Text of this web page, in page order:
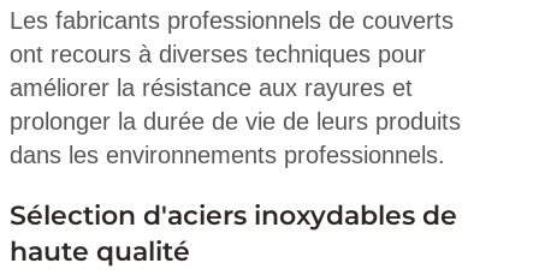
Les fabricants professionnels de couverts
ont recours à diverses techniques pour
améliorer la résistance aux rayures et
prolonger la durée de vie de leurs produits
dans les environnements professionnels.
Sélection d'aciers inoxydables de
haute qualité